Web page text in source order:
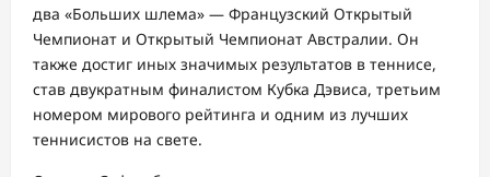
два «Больших шлема» — Французский Открытый
Чемпионат и Открытый Чемпионат Австралии. Он
также достиг иных значимых результатов в теннисе,
став двукратным финалистом Кубка Дэвиса, третьим
номером мирового рейтинга и одним из лучших
теннисистов на свете.